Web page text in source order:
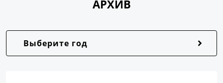
АРХИВ
Выберите год